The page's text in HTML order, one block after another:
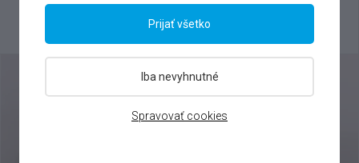
35 500 €
Výhodné splátky na mieru
Spravovať cookies
Iba nevyhnutné
Prijať všetko